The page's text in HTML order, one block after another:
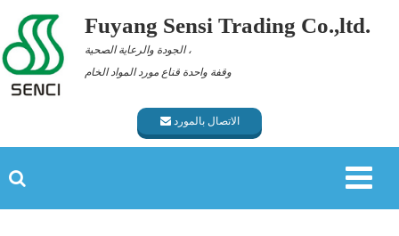
Fuyang Sensi Trading Co.,ltd.
الجودة والرعاية الصحية ،
وقفة واحدة قناع مورد المواد الخام
الاتصال بالمورد